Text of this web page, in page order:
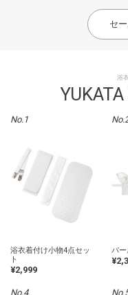
セ
浴
No.1
浴衣着付け小物4点セッ
ト
¥2,999
パ
No.4